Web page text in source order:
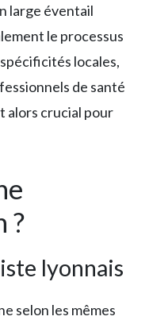
large éventail
le processus
locales,
de santé
alors crucial pour
?
lyonnais
selon les mêmes